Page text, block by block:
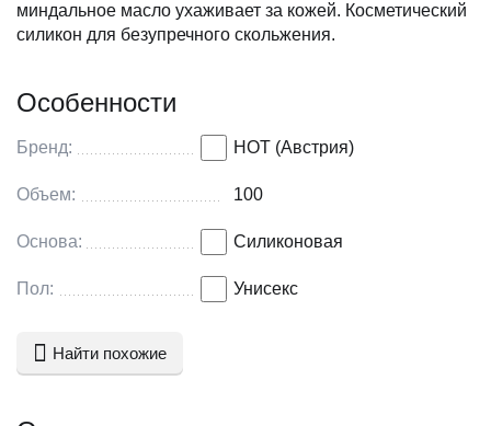
миндальное масло ухаживает за кожей. Косметический
силикон для безупречного скольжения.
Особенности
Бренд: HOT (Австрия)
Объем: 100
Основа: Силиконовая
Пол: Унисекс
Найти похожие